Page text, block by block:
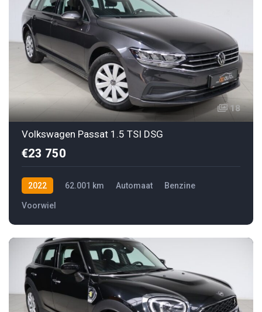
18
Volkswagen Passat 1.5 TSI DSG
€23 750
2022 62.001 km Automaat Benzine
Voorwiel